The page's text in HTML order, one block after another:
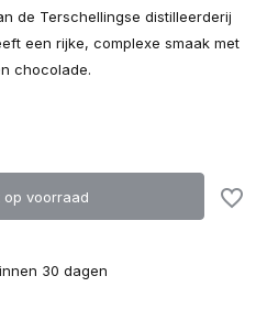
de Terschellingse distilleerderij
een rijke, complexe smaak met
chocolade.
op voorraad
30 dagen